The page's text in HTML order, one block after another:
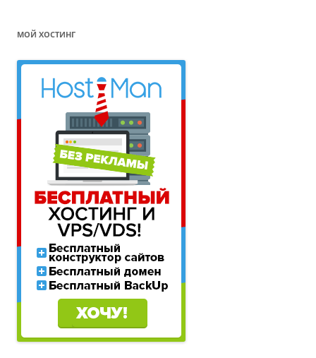
МОЙ ХОСТИНГ